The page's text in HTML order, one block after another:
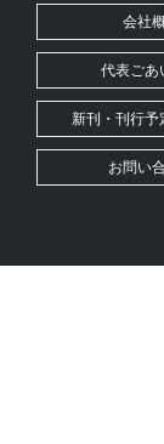
会社
代表ごあ
新刊・刊行予
お問い